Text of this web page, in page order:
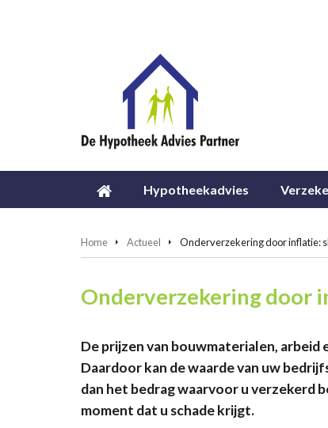
Hypotheekadvies
Home Actueel Onderverzekering door inflatie:
Onderverzekering door
De prijzen van bouwmaterialen,
Daardoor kan de waarde van uw
dan het bedrag waarvoor u verzekerd
moment dat u schade krijgt.